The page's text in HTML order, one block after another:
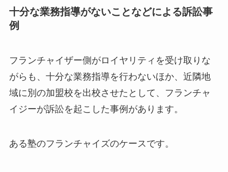
十分な業務指導がないことなどによる訴訟事
例
フランチャイザー側がロイヤリティを受け取りな
がらも、十分な業務指導を行わないほか、近隣地
域に別の加盟校を出校させたとして、フランチャ
イジーが訴訟を起こした事例があります。
ある塾のフランチャイズのケースです。